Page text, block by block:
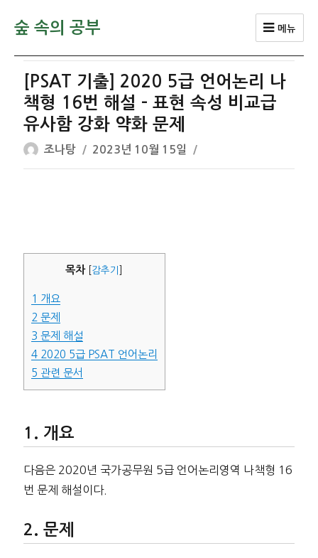
숲 속의 공부 메뉴
[PSAT 기출] 2020 5급 언어논리 나
책형 16번 해설 – 표현 속성 비교급
유사함 강화 약화 문제
글
쓴
조나탕
작
성
2023년 10월 15일
목차 감추기
1 개요
2 문제
3 문제 해설
42020 5급 PSAT 언어논리
5 관련 문서
개요
다음은 2020년 국가공무원 5급 언어논리영역 나책형 16
번 문제 해설이다.
문제